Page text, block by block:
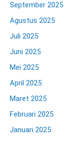
September 2025
Agustus 2025
Juli 2025
Juni 2025
Mei 2025
April 2025
Maret 2025
Februari 2025
Januari 2025